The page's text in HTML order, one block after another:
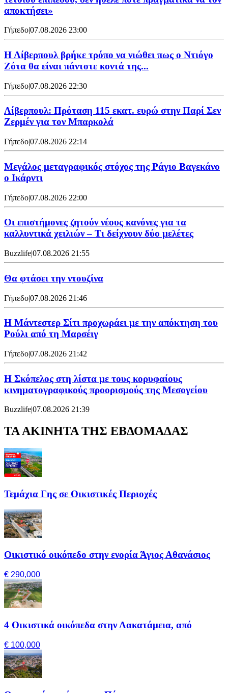
αποκτήσει»
Γήπεδο|07.08.2026 23:00
Η Λίβερπουλ βρήκε τρόπο να νιώθει πως ο Ντιόγο
Ζότα θα είναι πάντοτε κοντά της...
Γήπεδο|07.08.2026 22:30
Λίβερπουλ: Πρόταση 115 εκατ. ευρώ στην Παρί Σεν
Ζερμέν για τον Μπαρκολά
Γήπεδο|07.08.2026 22:14
Μεγάλος μεταγραφικός στόχος της Ράγιο Βαγεκάνο
ο Ικάρντι
Γήπεδο|07.08.2026 22:00
Οι επιστήμονες ζητούν νέους κανόνες για τα
καλλυντικά χειλιών – Τι δείχνουν δύο μελέτες
Buzzlife|07.08.2026 21:55
Θα φτάσει την ντουζίνα
Γήπεδο|07.08.2026 21:46
Η Μάντεστερ Σίτι προχωράει με την απόκτηση του
Ρούλι από τη Μαρσέιγ
Γήπεδο|07.08.2026 21:42
Η Σκόπελος στη λίστα με τους κορυφαίους
κινηματογραφικούς προορισμούς της Μεσογείου
Buzzlife|07.08.2026 21:39
ΤΑ ΑΚΙΝΗΤΑ ΤΗΣ ΕΒΔΟΜΑΔΑΣ
Τεμάχια Γης σε Οικιστικές Περιοχές
Οικιστικό οικόπεδο στην ενορία Άγιος Αθανάσιος
€ 290,000
4 Οικιστικά οικόπεδα στην Λακατάμεια, από
€ 100,000